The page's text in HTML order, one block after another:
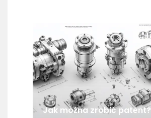
Jak można zrobić patent?